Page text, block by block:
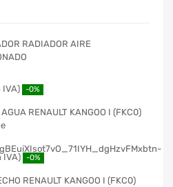
RADIADOR AIRE
-0%
RENAULT KANGOO I (FKC0)
-0%
RENAULT KANGOO I (FKC0)